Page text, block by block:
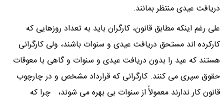
دریافت عیدی منتظر بمانند.
علی رغم اینکه مطابق قانون، کارگران باید به تعداد روزهایی که
کارکرده اند مستحق دریافت عیدی و سنوات باشند، ولی کارگرانی
هستند که عید را بدون دریافت عیدی و سنوات و گاهی با معوقات
حقوق سپری می کنند. کارگرانی که قرارداد مشخص و در چارچوب
قانون کار ندارند معمولاًً از سنوات بی بهره می شوند، چرا که